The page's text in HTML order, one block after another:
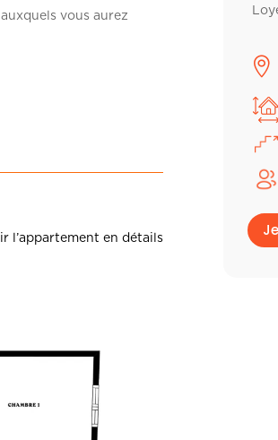
vous aurez
l’appartement en détails
